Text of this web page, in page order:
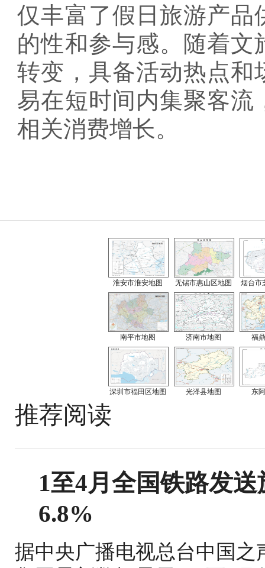
仅丰富了假日旅游产品
的性和参与感。随着
转变，具备活动热点和
易在短时间内集聚客流
相关消费增长。
淮安市淮安地图 无锡市惠山区地图 烟台市
南平市地图 济南市地图 福
深圳市福田区地图 光泽县地图 东
推荐阅读
1至4月全国铁路发
6.8%
据中央广播电视总台中国